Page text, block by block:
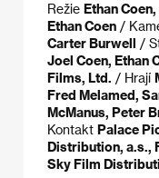
Režie Ethan
Ethan Coen /
Carter Burwell /
Joel Coen, Ethan
Films, Ltd. / Hrají
Fred Melamed,
McManus, Peter
Kontakt Palace
Distribution, a.s.,
Sky Film